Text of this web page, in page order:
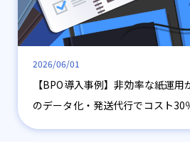
2026/06/01
【BPO導入事例】非効率な紙運
のデータ化・発送代行でコスト30